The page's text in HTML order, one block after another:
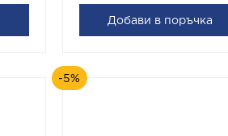
Добави в поръчка
-5%